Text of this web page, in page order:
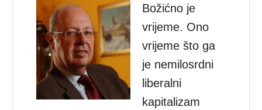
Božićno je
vrijeme. Ono
vrijeme što ga
je nemilosrdni
liberalni
kapitalizam